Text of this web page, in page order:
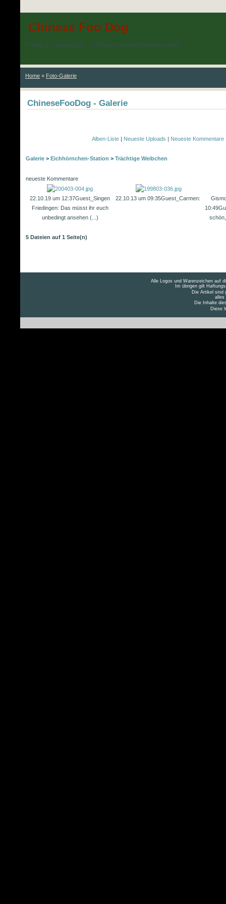
Chinese Foo Dog
Freitag, 07. August 2026 - 20:17h und derzeit 6 Besucher online
Home » Foto-Galerie
ChineseFooDog - Galerie
Alben-Liste Neueste Uploads Neueste Kommentare
Galerie > Eichhörnchen-Station > Trächtige Weibchen
neueste Kommentare
22.10.19 um 12:37Guest_Singen
Friedingen: Das müsst ihr euch
unbedingt ansehen (...)
22.10.13 um 09:35Guest_Carmen:
10:49
5 Dateien auf 1 Seite(n)
Alle Logos und Warenzeichen auf
Im übrigen gilt
Die Artikel sind
alles
Die Inhalte
Diese